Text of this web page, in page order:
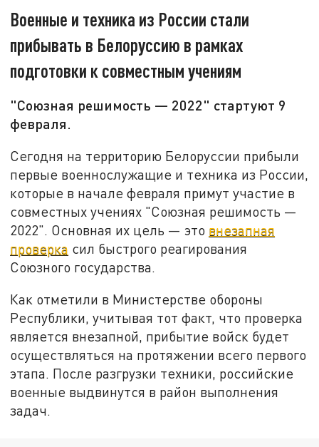
Военные и техника из России стали
прибывать в Белоруссию в рамках
подготовки к совместным учениям
"Союзная решимость — 2022" стартуют 9
февраля.
Сегодня на территорию Белоруссии прибыли
первые военнослужащие и техника из России,
которые в начале февраля примут участие в
совместных учениях "Союзная решимость —
2022". Основная их цель — это внезапная
проверка сил быстрого реагирования
Союзного государства.
Как отметили в Министерстве обороны
Республики, учитывая тот факт, что проверка
является внезапной, прибытие войск будет
осуществляться на протяжении всего первого
этапа. После разгрузки техники, российские
военные выдвинутся в район выполнения
задач.